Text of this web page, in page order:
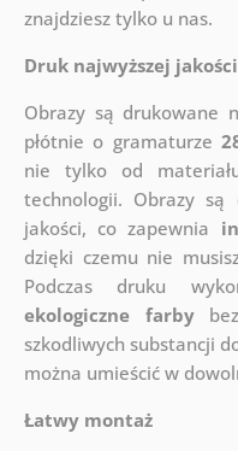
znajdziesz tylko u nas.
Druk najwyższej jakości
Obrazy są drukowane
płótnie o gramaturze
nie tylko od
technologii. Obrazy
jakości, co zapewnia
dzięki czemu nie
Podczas druku
ekologiczne farbybez
szkodliwych substancji
można umieścić w
Łatwy montaż